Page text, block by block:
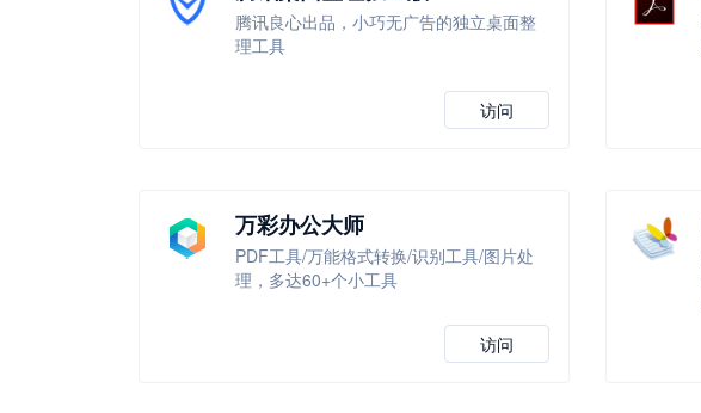
腾讯良心出品，小巧无广告的独立桌面整
理工具
访问
万彩办公大师
PDF工具/万能格式转换/识别工具/图片处
理，多达60+个小工具
访问